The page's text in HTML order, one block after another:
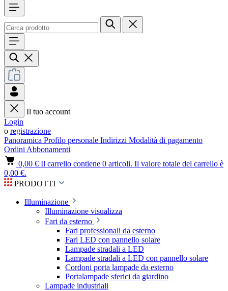
Il tuo account
Login
o registrazione
Panoramica Profilo personale Indirizzi Modalità di pagamento
Ordini Abbonamenti
0,00 € Il carrello contiene 0 articoli. Il valore totale del carrello è
0,00 €.
PRODOTTI
Illuminazione
Illuminazione visualizza
Fari da esterno
Fari professionali da esterno
Fari LED con pannello solare
Lampade stradali a LED
Lampade stradali a LED con pannello solare
Cordoni porta lampade da esterno
Portalampade sferici da giardino
Lampade industriali